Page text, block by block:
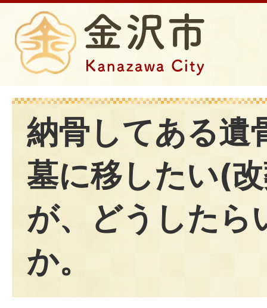
納骨してある遺
墓に移したい(
が、どうしたら
か。